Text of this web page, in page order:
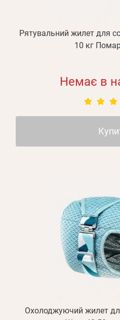
Рятувальний жилет для
10 кг
Немає в
Охолоджуючий жилет